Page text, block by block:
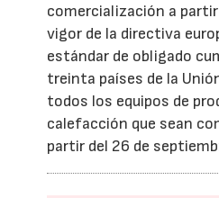
comercialización a
vigor de la directiva
estándar de obligado
treinta países de la
todos los equipos de
calefacción que sean
partir del 26 de